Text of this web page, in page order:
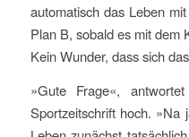
automatisch das Leben
Plan B, sobald es mit dem
Kein Wunder, dass sich
»Gute Frage«,
Sportzeitschrift hoch. »Na